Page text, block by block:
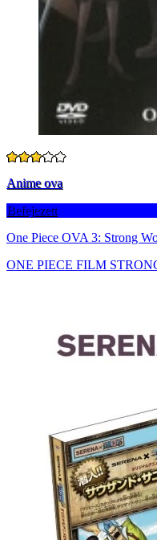
Anime ova
Befejezett
One Piece OVA 3: Strong
ONE PIECE FILM